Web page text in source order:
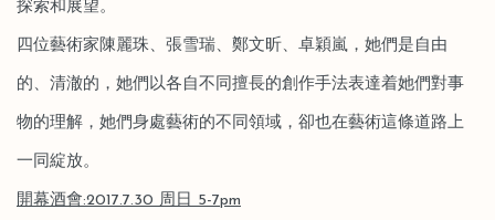
探索和展望。
四位藝術家陳麗珠、張雪瑞、鄭文昕、卓穎嵐，她們是自由
的、清澈的，她們以各自不同擅長的創作手法表達着她們對事
物的理解，她們身處藝術的不同領域，卻也在藝術這條道路上
一同綻放。
開幕酒會:2017.7.30 周日 5-7pm